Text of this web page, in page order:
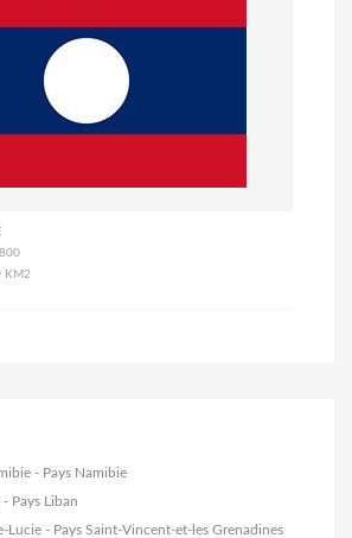
KM2
- Pays Namibie
- Pays Liban
Lucie - Pays Saint-Vincent-et-les Grenadines